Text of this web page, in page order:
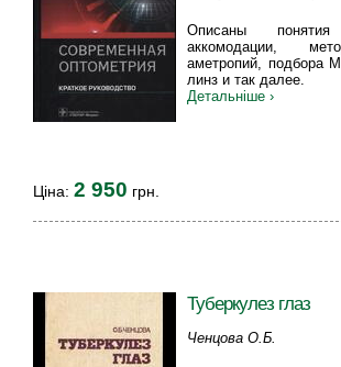
Описаны
аккомодации,
аметропий, подбора
линз и так далее.
Детальніше ›
Ціна: 2 950 грн.
Туберкулез глаз
Ченцова О.Б.